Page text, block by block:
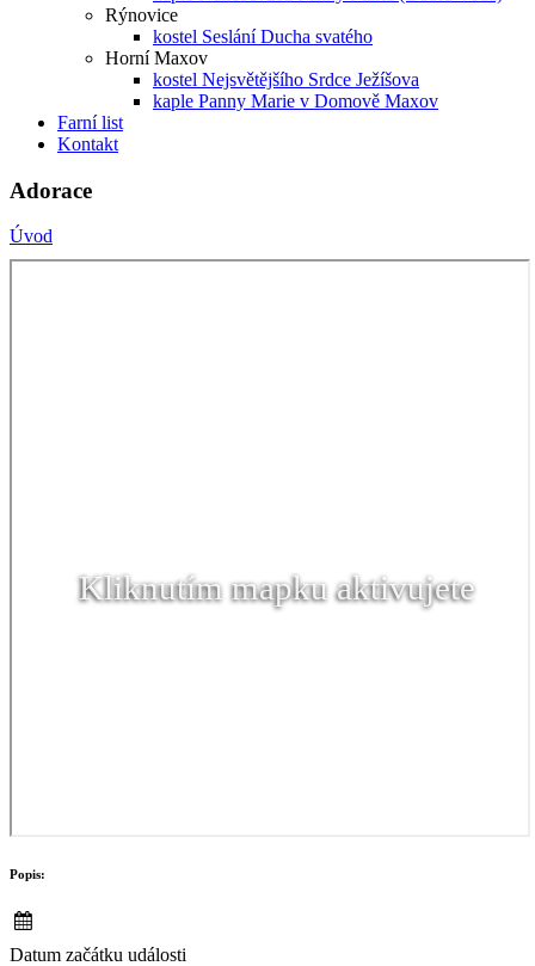
Rýnovice
kostel Seslání Ducha svatého
Horní Maxov
kostel Nejsvětějšího Srdce Ježíšova
kaple Panny Marie v Domově Maxov
Farní list
Kontakt
Adorace
Úvod
Kliknutím mapku aktivujete
Popis:
Datum začátku události